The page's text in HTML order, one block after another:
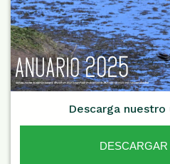
Descarga